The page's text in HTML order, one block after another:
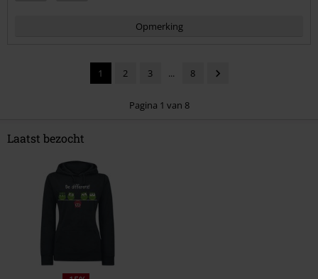
Opmerking
Commentaar versturen
1 2 3 ... 8
Pagina 1 van 8
Laatst bezocht